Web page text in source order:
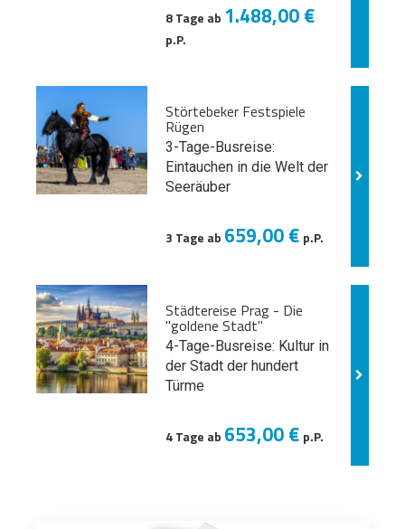
8 Tage ab 1.488,00 €
p.P.
Störtebeker Festspiele
Rügen
3-Tage-Busreise:
Eintauchen in die Welt der
Seeräuber
3 Tage ab 659,00 € p.P.
Städtereise Prag - Die
"goldene Stadt"
4-Tage-Busreise: Kultur in
der Stadt der hundert
Türme
4 Tage ab 653,00 € p.P.